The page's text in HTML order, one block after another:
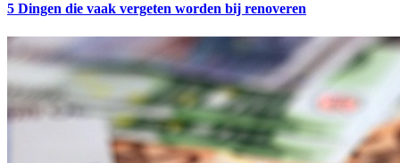
5 Dingen die vaak vergeten worden bij renoveren